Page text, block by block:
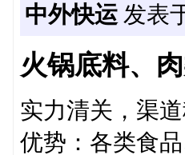
中外快运发表
火锅底料、
实力清关，渠
优势：各类食